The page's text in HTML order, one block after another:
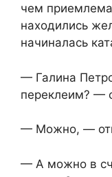
чем
находились
начиналась
— Галина
переклеим? —
— Можно, —
— А можно в